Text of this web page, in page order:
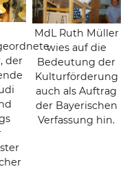
der
MdL Ruth Müller
wies auf die
Bedeutung der
Kulturförderung
auch als Auftrag
der Bayerischen
Verfassung hin.